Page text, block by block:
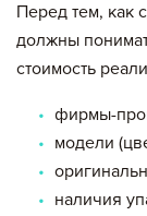
Перед тем, как
должны
стоимость
фирмы-
модели
наличия